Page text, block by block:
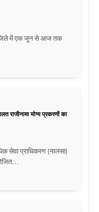
जिले में एक जून से आज तक
राजीनामा योग्य प्रकरणों का
सेवा प्राधिकरण (नालसा)